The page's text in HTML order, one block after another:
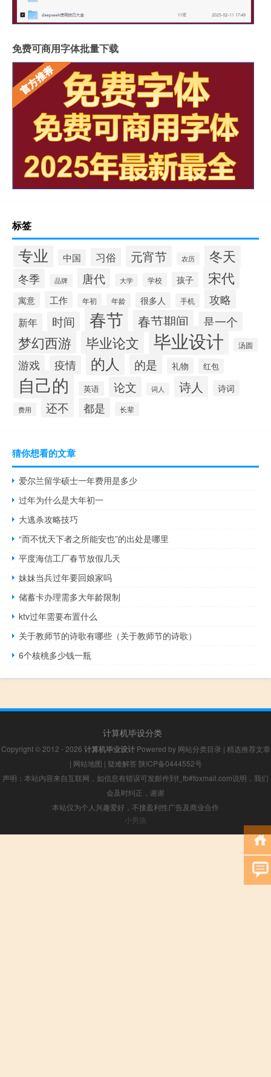
免费可商用字体批量下载
标签
专业 中国 习俗 元宵节 农历 冬天
冬季 品牌 唐代 大学 学校 孩子 宋代
寓意 工作 年初 年龄 很多人 手机 攻略
新年 时间 春节 春节期间 是一个
梦幻西游 毕业论文 毕业设计 汤圆
游戏 疫情 的人 的是 礼物 红包
自己的 英语 论文 词人 诗人 诗词
费用 还不 都是 长辈
猜你想看的文章
爱尔兰留学硕士一年费用是多少
过年为什么是大年初一
大逃杀攻略技巧
“而不忧天下者之所能安也”的出处是哪里
平度海信工厂春节放假几天
妹妹当兵过年要回娘家吗
储蓄卡办理需多大年龄限制
ktv过年需要布置什么
关于教师节的诗歌有哪些（关于教师节的诗歌）
6个核桃多少钱一瓶
计算机毕设分类
Copyright © 2012 - 2026 计算机毕业设计Powered by 网站分类目录 | 精选推荐文章
| 网站地图 | 疑难解答 陕ICP备0444552号
声明：本站内容来自互联网，如信息有错误可发邮件到f_fb#foxmail.com说明，我们
会及时纠正，谢谢
本站仅为个人兴趣爱好，不接盈利性广告及商业合作
小男孩